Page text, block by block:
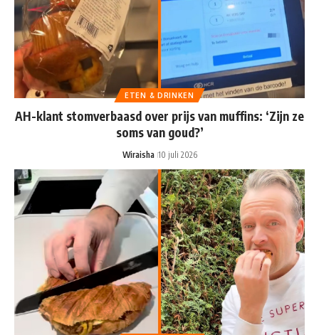
ETEN & DRINKEN
AH-klant stomverbaasd over prijs van muffins: ‘Zijn ze
soms van goud?’
Wiraisha 10 juli 2026